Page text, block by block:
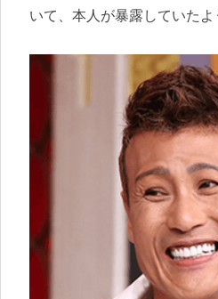
いて、本人が暴露していたよ